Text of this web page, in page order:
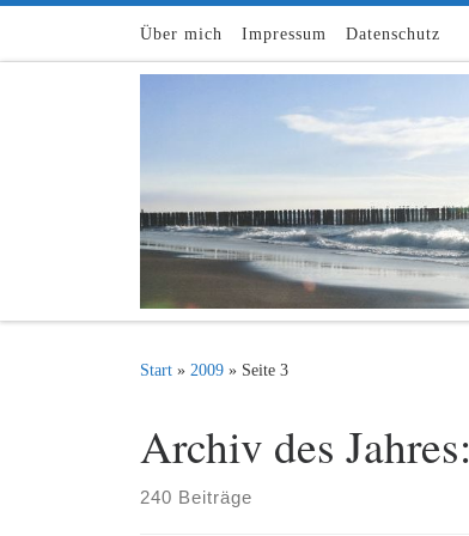
Zum Inhalt springen
Über mich Impressum Datenschutz
Start » 2009 » Seite 3
Archiv des Jahres:
240 Beiträge